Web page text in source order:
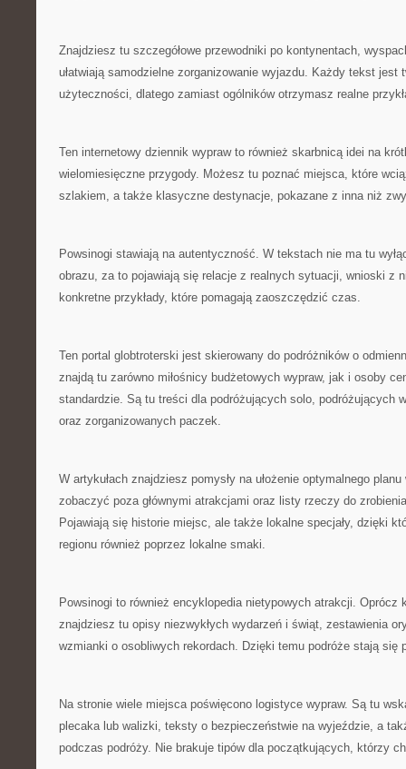
Znajdziesz tu szczegółowe przewodniki po kontynentach,
ułatwiają samodzielne zorganizowanie wyjazdu. Każdy tekst jest
użyteczności, dlatego zamiast ogólników otrzymasz realne
Ten internetowy dziennik wypraw to również skarbnicą idei na
wielomiesięczne przygody. Możesz tu poznać miejsca, które
szlakiem, a także klasyczne destynacje, pokazane z inna niż
Powsinogi stawiają na autentyczność. W tekstach nie ma tu
obrazu, za to pojawiają się relacje z realnych sytuacji, wnioski z
konkretne przykłady, które pomagają zaoszczędzić czas.
Ten portal globtroterski jest skierowany do podróżników o
znajdą tu zarówno miłośnicy budżetowych wypraw, jak i osoby
standardzie. Są tu treści dla podróżujących solo, podróżujących
oraz zorganizowanych paczek.
W artykułach znajdziesz pomysły na ułożenie optymalnego
zobaczyć poza głównymi atrakcjami oraz listy rzeczy do
Pojawiają się historie miejsc, ale także lokalne specjały, dzięki
regionu również poprzez lokalne smaki.
Powsinogi to również encyklopedia nietypowych atrakcji. Oprócz
znajdziesz tu opisy niezwykłych wydarzeń i świąt, zestawienia
wzmianki o osobliwych rekordach. Dzięki temu podróże stają się
Na stronie wiele miejsca poświęcono logistyce wypraw. Są tu
plecaka lub walizki, teksty o bezpieczeństwie na wyjeździe, a
podczas podróży. Nie brakuje tipów dla początkujących, którzy